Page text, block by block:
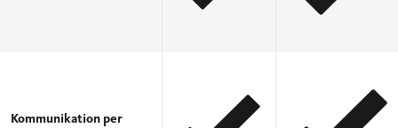
Kommunikation per